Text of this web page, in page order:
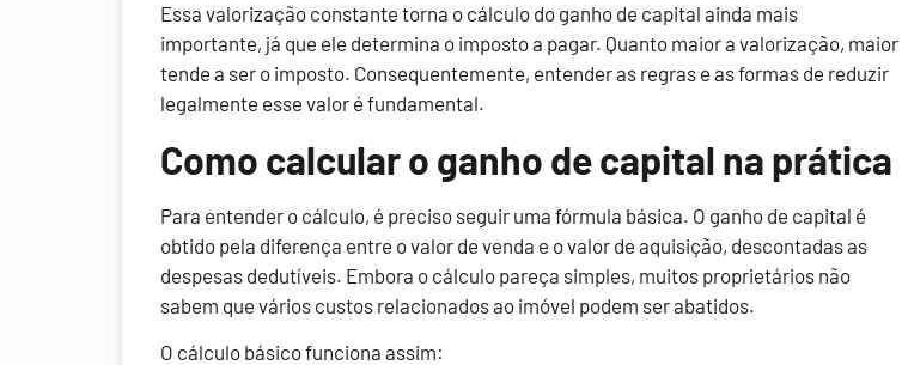
Essa valorização constante torna o cálculo do ganho de capital ainda mais
importante, já que ele determina o imposto a pagar. Quanto maior a valorização, maior
tende a ser o imposto. Consequentemente, entender as regras e as formas de reduzir
legalmente esse valor é fundamental.
Como calcular o ganho de capital na prática
Para entender o cálculo, é preciso seguir uma fórmula básica. O ganho de capital é
obtido pela diferença entre o valor de venda e o valor de aquisição, descontadas as
despesas dedutíveis. Embora o cálculo pareça simples, muitos proprietários não
sabem que vários custos relacionados ao imóvel podem ser abatidos.
O cálculo básico funciona assim: